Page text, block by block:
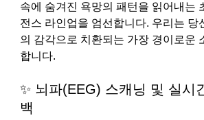
속에 숨겨진 욕망의 패턴을 읽어내는
전스 라인업을 엄선합니다. 우리는 당
의 감각으로 치환되는 가장 경이로운
합니다.
✨ 뇌파(EEG) 스캐닝 및 실시
백